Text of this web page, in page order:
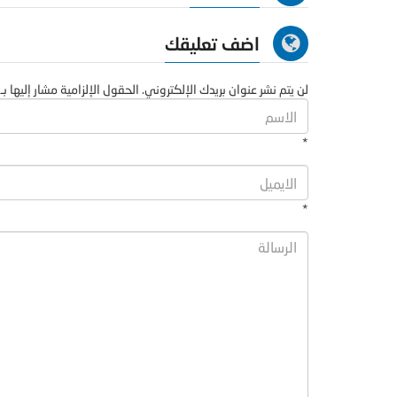
اضف تعليقك
لن يتم نشر عنوان بريدك الإلكتروني. الحقول الإلزامية مشار إليها
*
*